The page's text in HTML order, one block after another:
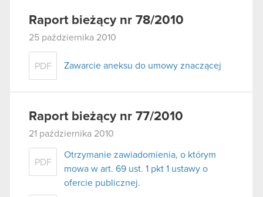
Raport bieżący nr 78/2010
25 października 2010
PDF Zawarcie aneksu do umowy znaczącej
Raport bieżący nr 77/2010
21 października 2010
PDF
Otrzymanie zawiadomienia, o którym
mowa w art. 69 ust. 1 pkt 1 ustawy o
ofercie publicznej.